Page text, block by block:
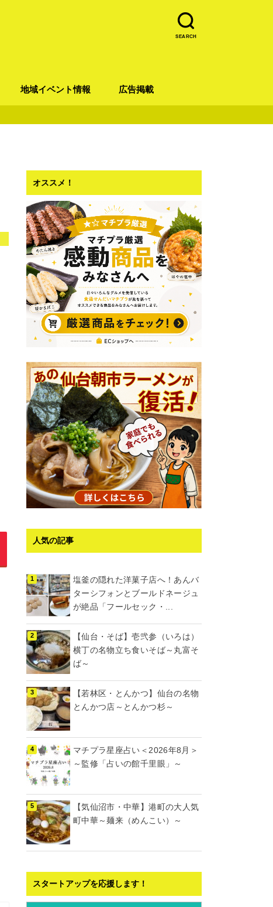
SEARCH
地域イベント情報 広告掲載
オススメ！
人気の記事
塩釜の隠れた洋菓子店へ！あんバ
ターシフォンとブールドネージュ
が絶品「フールセック・...
【仙台・そば】壱弐参（いろは）
横丁の名物立ち食いそば～丸富そ
ば～
【若林区・とんかつ】仙台の名物
とんかつ店～とんかつ杉～
マチプラ星座占い＜2026年8月＞
～監修「占いの館千里眼」～
【気仙沼市・中華】港町の大人気
町中華～麺来（めんこい）～
スタートアップを応援します！